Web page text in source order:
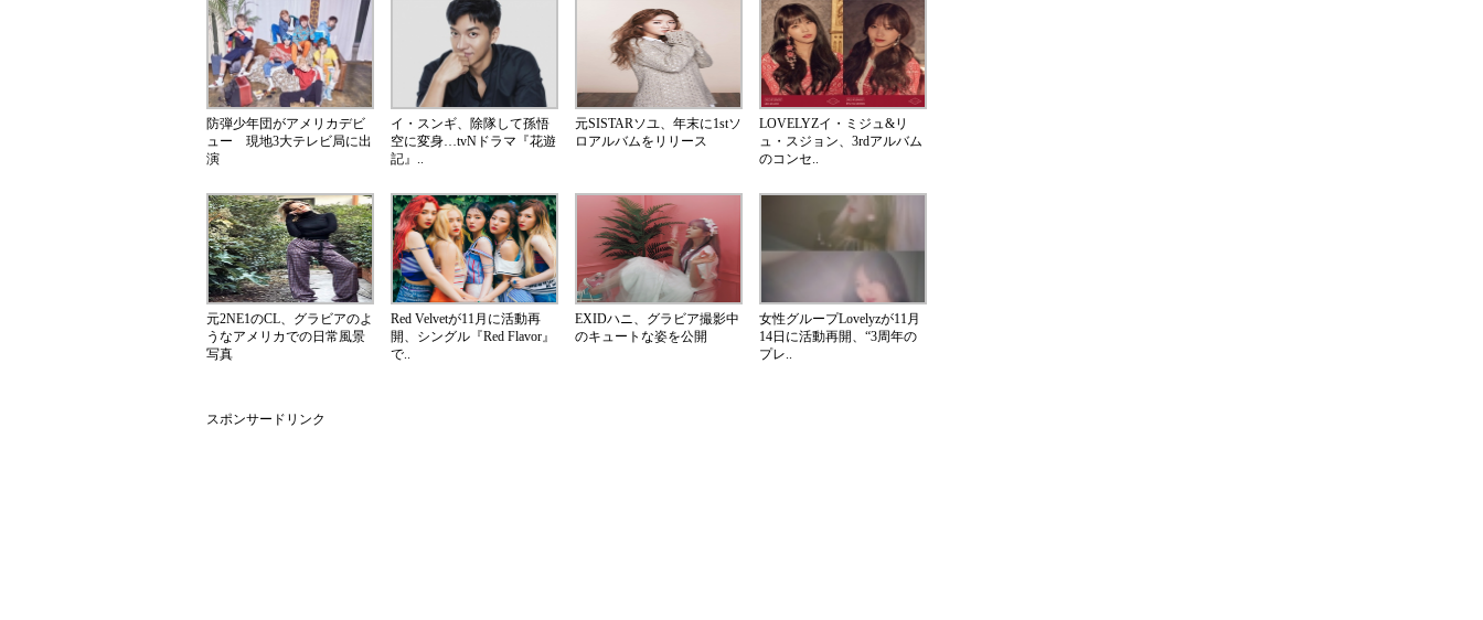
防弾少年団がアメリカデビ
ュー 現地3大テレビ局に出
演
イ・スンギ、除隊して孫悟
空に変身…tvNドラマ『花遊
記』..
元SISTARソユ、年末に1stソ
ロアルバムをリリース
LOVELYZイ・ミジュ&リ
ュ・スジョン、3rdアルバム
のコンセ..
元2NE1のCL、グラビアのよ
うなアメリカでの日常風景
写真
Red Velvetが11月に活動再
開、シングル『Red Flavor』
で..
EXIDハニ、グラビア撮影中
のキュートな姿を公開
女性グループLovelyzが11月
14日に活動再開、“3周年の
プレ..
スポンサードリンク